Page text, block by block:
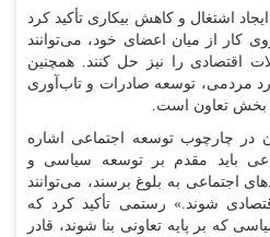
اشتغال و کاهش بیکاری تأکید کرد
کار از میان اعضای خود، می‌توانند
اقتصادی را نیز حل کنند. همچنین
مردمی، توسعه صادرات و تاب‌آوری
بخش تعاون است.
در چارچوب توسعه اجتماعی اشاره
باید مقدم بر توسعه سیاسی و
اجتماعی به بلوغ برسند، می‌توانند
شوند.» رستمی تأکید کرد که
که بر پایه تعاونی بنا شوند، قادر